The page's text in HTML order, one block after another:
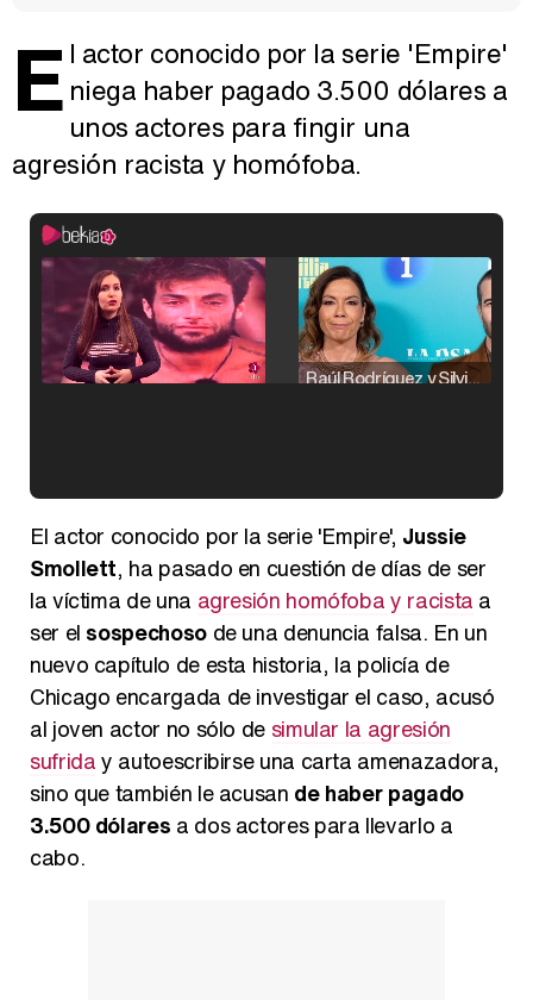
E l actor conocido por la serie 'Empire'
niega haber pagado 3.500 dólares a
unos actores para fingir una
agresión racista y homófoba.
Raúl Rodríguez y Silvia Taulés nos cuentan su papel en 'La familia de la tele'
El actor conocido por la serie 'Empire', Jussie
Smollett, ha pasado en cuestión de días de ser
la víctima de una agresión homófoba y racista a
ser el sospechosode una denuncia falsa. En un
nuevo capítulo de esta historia, la policía de
Chicago encargada de investigar el caso, acusó
al joven actor no sólo de simular la agresión
sufriday autoescribirse una carta amenazadora,
sino que también le acusan de haber pagado
3.500 dólares a dos actores para llevarlo a
cabo.